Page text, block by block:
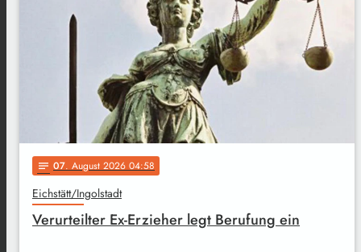
notes 07. August 2026 04:58
Eichstätt/Ingolstadt
Verurteilter Ex-Erzieher legt Berufung ein